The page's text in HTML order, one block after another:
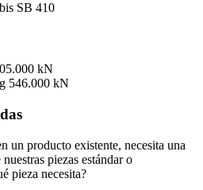
SB 410
kN
546.000 kN
un producto existente, necesita una
piezas estándar o
pieza necesita?